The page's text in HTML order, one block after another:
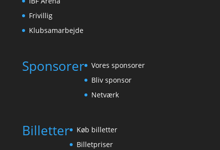
Frivillig
Klubsamarbejde
Sponsorer
Vores sponsorer
Bliv sponsor
Netværk
Billetter
Køb billetter
Billetpriser